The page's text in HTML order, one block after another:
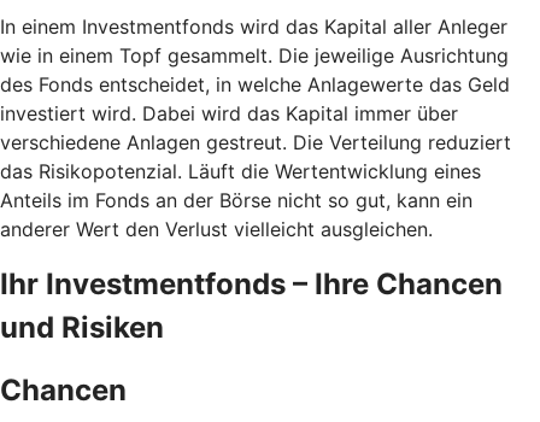
In einem Investmentfonds wird das Kapital aller Anleger
wie in einem Topf gesammelt. Die jeweilige Ausrichtung
des Fonds entscheidet, in welche Anlagewerte das Geld
investiert wird. Dabei wird das Kapital immer über
verschiedene Anlagen gestreut. Die Verteilung reduziert
das Risikopotenzial. Läuft die Wertentwicklung eines
Anteils im Fonds an der Börse nicht so gut, kann ein
anderer Wert den Verlust vielleicht ausgleichen.
Ihr Investmentfonds – Ihre Chancen
und Risiken
Chancen